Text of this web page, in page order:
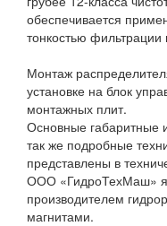
обеспечивается
тонкостью
Монтаж
установке на блок
монтажных плит.
Основные габаритные
так же подробные
представлены в
ООО «ГидроТехМаш»
производителем
магнитами.